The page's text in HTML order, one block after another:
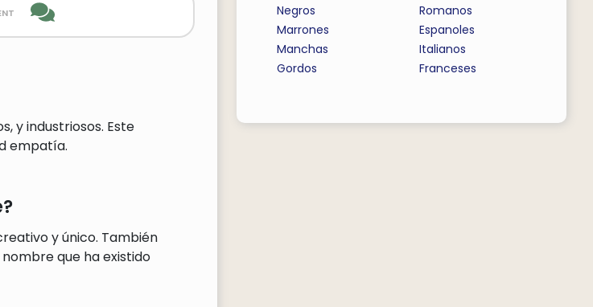
y industriosos. Este
empatía.
y único. También
que ha existido
Negros
Marrones
Manchas
Gordos
Romanos
Espanoles
Italianos
Franceses